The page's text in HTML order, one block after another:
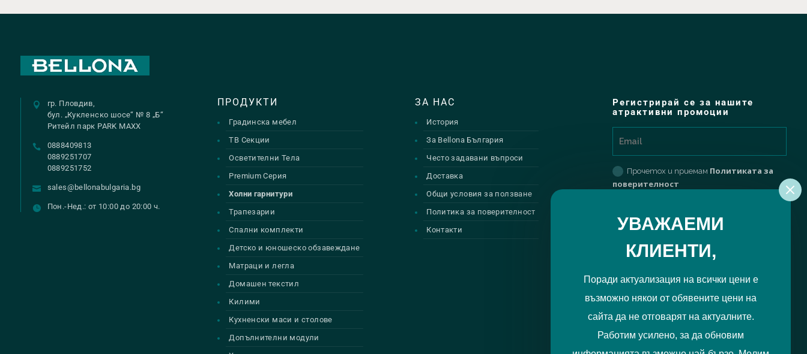
УВАЖАЕМИ
КЛИЕНТИ,
Поради актуализация на всички цени е
възможно някои от обявените цени на
сайта да не отговарят на актуалните.
Работим усилено, за да обновим
гр. Пловдив,
бул. „Кукленско шосе“ № 8 „Б“
Ритейл парк PARK MAXX
0888409813
0889251707
0889251752
sales@bellonabulgaria.bg
Пон.-Нед.: от 10:00 до 20:00 ч.
ПРОДУКТИ
Градинска мебел
ТВ Секции
Осветителни Тела
Premium Серия
Холни гарнитури
Трапезарии
Спални комплекти
Детско и юношеско обзавеждане
Матраци и легла
Домашен текстил
Килими
Кухненски маси и столове
Допълнителни модули
ЗА НАС
История
За Bellona България
Често задавани въпроси
Доставка
Общи условия за ползване
Политика за поверителност
Контакти
Регистрирай се за нашите
атрактивни промоции
Прочетох и приемам Политиката за
поверителност